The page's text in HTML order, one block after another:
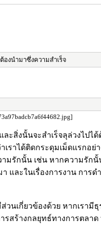
องนำมาซึ่งความสำเร็จ
ะสิ่งนั้นจะสำเร็จลุล่วงไป
าได้ติดกระดุมเม็ดแรกอ
ามรักนั้น เช่น หากความรั
และในเรื่องการงาน กา
วนเกี่ยวข้องด้วย หากเรามี
รสร้างกลยุทธ์ทางการตล